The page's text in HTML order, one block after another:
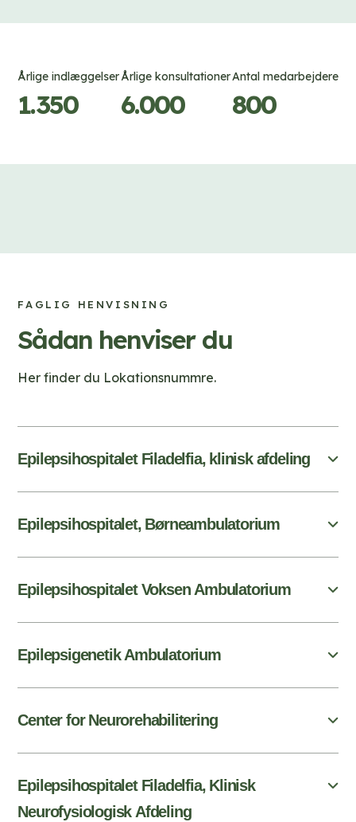
Årlige indlæggelser
1.350
Årlige konsultationer
6.000
Antal medarbejdere
800
FAGLIG HENVISNING
Sådan henviser du
Her finder du Lokationsnummre.
Epilepsihospitalet Filadelfia, klinisk afdeling
Epilepsihospitalet, Børneambulatorium
Epilepsihospitalet Voksen Ambulatorium
Epilepsigenetik Ambulatorium
Center for Neurorehabilitering
Epilepsihospitalet Filadelfia, Klinisk
Neurofysiologisk Afdeling